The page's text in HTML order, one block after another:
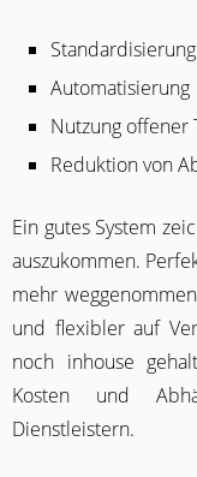
Standardisierung
Automatisierung
Nutzung offener
Reduktion von
Ein gutes System
auszukommen.
mehr
und flexibler auf
noch inhouse
Kosten und
Dienstleistern.